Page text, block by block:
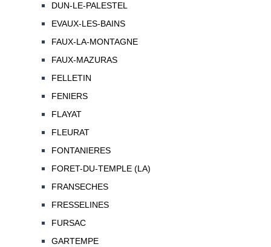
DUN-LE-PALESTEL
EVAUX-LES-BAINS
FAUX-LA-MONTAGNE
FAUX-MAZURAS
FELLETIN
FENIERS
FLAYAT
FLEURAT
FONTANIERES
FORET-DU-TEMPLE (LA)
FRANSECHES
FRESSELINES
FURSAC
GARTEMPE